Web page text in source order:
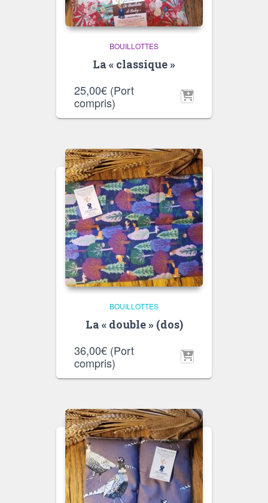
BOUILLOTTES
La « classique »
25,00€ (Port
compris)
BOUILLOTTES
La « double » (dos)
36,00€ (Port
compris)